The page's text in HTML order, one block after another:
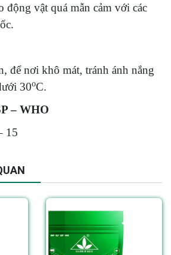
động vật quá mẫn cảm với các
để nơi khô mát, tránh ánh nắng
30oC.
– WHO
15